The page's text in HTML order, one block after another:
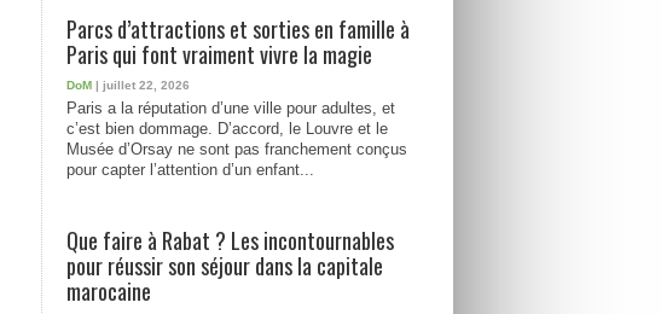
Parcs d’attractions et sorties en famille à
Paris qui font vraiment vivre la magie
DoM | juillet 22, 2026
Paris a la réputation d’une ville pour adultes, et
c’est bien dommage. D’accord, le Louvre et le
Musée d’Orsay ne sont pas franchement conçus
pour capter l’attention d’un enfant...
Que faire à Rabat ? Les incontournables
pour réussir son séjour dans la capitale
marocaine